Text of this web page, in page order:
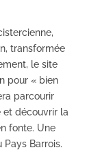
transformée
le site
pour « bien
parcourir
et découvrir la
fonte. Une
Pays Barrois.